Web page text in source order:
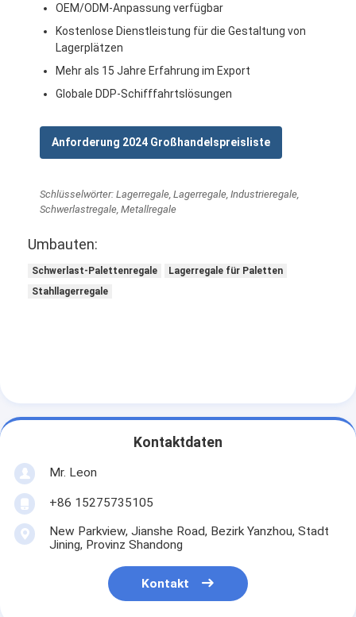
Über uns
Werksbesichtigung
Lagerpalettenracking
Regal einfahren
Radioshuttle-Racking
Sehr schmale Gangstreifen
Mezzanine Rack
OEM/ODM-Anpassung verfügbar
Kostenlose Dienstleistung für die Gestaltung von
Lagerplätzen
Mehr als 15 Jahre Erfahrung im Export
Globale DDP-Schifffahrtslösungen
Anforderung 2024 Großhandelspreisliste
Schlüsselwörter: Lagerregale, Lagerregale, Industrieregale,
Schwerlastregale, Metallregale
Umbauten:
Schwerlast-Palettenregale
Lagerregale für Paletten
Stahllagerregale
Kontaktdaten
Mr. Leon
+86 15275735105
New Parkview, Jianshe Road, Bezirk Yanzhou, Stadt
Jining, Provinz Shandong
Kontakt